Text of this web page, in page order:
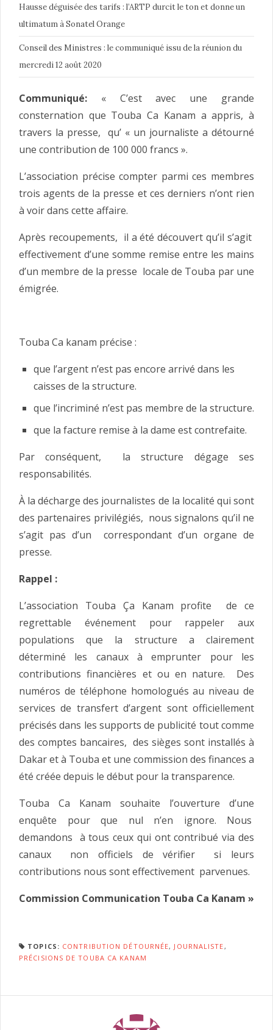
Hausse déguisée des tarifs : l’ARTP durcit le ton et donne un
ultimatum à Sonatel Orange
Conseil des Ministres : le communiqué issu de la réunion du
mercredi 12 août 2020
Communiqué: « C’est avec une grande
consternation que Touba Ca Kanam a appris, à
travers la presse, qu’ « un journaliste a détourné
une contribution de 100 000 francs ».
L’association précise compter parmi ces membres
trois agents de la presse et ces derniers n’ont rien
à voir dans cette affaire.
Après recoupements, il a été découvert qu’il s’agit
effectivement d’une somme remise entre les mains
d’un membre de la presse locale de Touba par une
émigrée.
Touba Ca kanam précise :
que l’argent n’est pas encore arrivé dans les
caisses de la structure.
que l’incriminé n’est pas membre de la structure.
que la facture remise à la dame est contrefaite.
Par conséquent, la structure dégage ses
responsabilités.
À la décharge des journalistes de la localité qui sont
des partenaires privilégiés, nous signalons qu’il ne
s’agit pas d’un correspondant d’un organe de
presse.
Rappel :
L’association Touba Ça Kanam profite de ce
regrettable événement pour rappeler aux
populations que la structure a clairement
déterminé les canaux à emprunter pour les
contributions financières et ou en nature. Des
numéros de téléphone homologués au niveau de
services de transfert d’argent sont officiellement
précisés dans les supports de publicité tout comme
des comptes bancaires, des sièges sont installés à
Dakar et à Touba et une commission des finances a
été créée depuis le début pour la transparence.
Touba Ca Kanam souhaite l’ouverture d’une
enquête pour que nul n’en ignore. Nous
demandons à tous ceux qui ont contribué via des
canaux non officiels de vérifier si leurs
contributions nous sont effectivement parvenues.
Commission Communication Touba Ca Kanam »
TOPICS: CONTRIBUTION DÉTOURNÉE, JOURNALISTE ,
PRÉCISIONS DE TOUBA CA KANAM